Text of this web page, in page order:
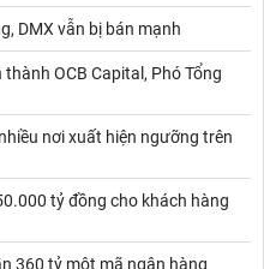
DMX vẫn bị bán mạnh
OCB Capital, Phó Tổng
nơi xuất hiện ngưỡng trên
tỷ đồng cho khách hàng
360 tỷ một mã ngân hàng